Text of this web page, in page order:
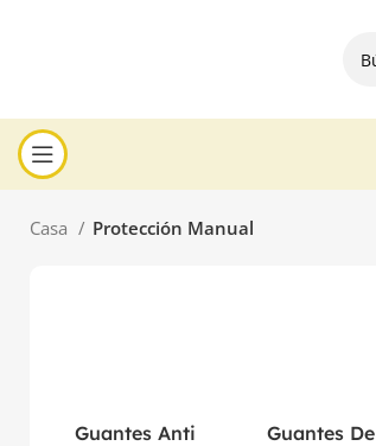
Casa Protección Manual
Guantes Anti
Guantes De